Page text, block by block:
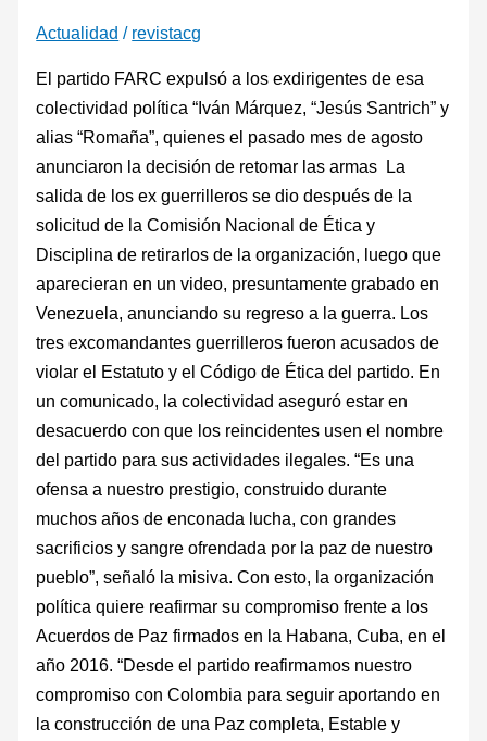
Actualidad / revistacg
El partido FARC expulsó a los exdirigentes de esa
colectividad política “Iván Márquez, “Jesús Santrich” y
alias “Romaña”, quienes el pasado mes de agosto
anunciaron la decisión de retomar las armas La
salida de los ex guerrilleros se dio después de la
solicitud de la Comisión Nacional de Ética y
Disciplina de retirarlos de la organización, luego que
aparecieran en un video, presuntamente grabado en
Venezuela, anunciando su regreso a la guerra. Los
tres excomandantes guerrilleros fueron acusados de
violar el Estatuto y el Código de Ética del partido. En
un comunicado, la colectividad aseguró estar en
desacuerdo con que los reincidentes usen el nombre
del partido para sus actividades ilegales. “Es una
ofensa a nuestro prestigio, construido durante
muchos años de enconada lucha, con grandes
sacrificios y sangre ofrendada por la paz de nuestro
pueblo”, señaló la misiva. Con esto, la organización
política quiere reafirmar su compromiso frente a los
Acuerdos de Paz firmados en la Habana, Cuba, en el
año 2016. “Desde el partido reafirmamos nuestro
compromiso con Colombia para seguir aportando en
la construcción de una Paz completa, Estable y